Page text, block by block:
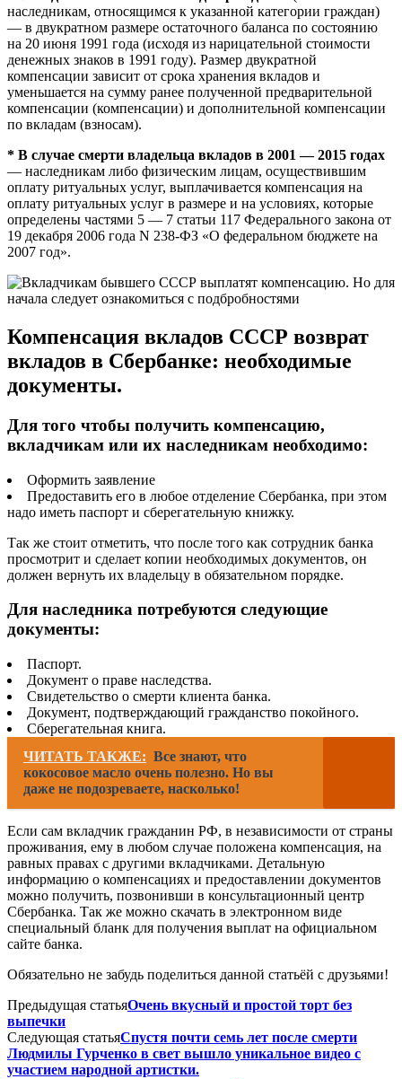
наследникам, относящимся к указанной категории граждан)
— в двукратном размере остаточного баланса по состоянию
на 20 июня 1991 года (исходя из нарицательной стоимости
денежных знаков в 1991 году). Размер двукратной
компенсации зависит от срока хранения вкладов и
уменьшается на сумму ранее полученной предварительной
компенсации (компенсации) и дополнительной компенсации
по вкладам (взносам).
* В случае смерти владельца вкладов в 2001 — 2015 годах
— наследникам либо физическим лицам, осуществившим
оплату ритуальных услуг, выплачивается компенсация на
оплату ритуальных услуг в размере и на условиях, которые
определены частями 5 — 7 статьи 117 Федерального закона от
19 декабря 2006 года N 238-ФЗ «О федеральном бюджете на
2007 год».
Компенсация вкладов СССР возврат
вкладов в Сбербанке: необходимые
документы.
Для того чтобы получить компенсацию,
вкладчикам или их наследникам необходимо:
Оформить заявление
Предоставить его в любое отделение Сбербанка, при этом
надо иметь паспорт и сберегательную книжку.
Так же стоит отметить, что после того как сотрудник банка
просмотрит и сделает копии необходимых документов, он
должен вернуть их владельцу в обязательном порядке.
Для наследника потребуются следующие
документы:
Паспорт.
Документ о праве наследства.
Свидетельство о смерти клиента банка.
Документ, подтверждающий гражданство покойного.
Сберегательная книга.
ЧИТАТЬ ТАКЖЕ: Все знают, что
кокосовое масло очень полезно. Но вы
даже не подозреваете, насколько!
Если сам вкладчик гражданин РФ, в независимости от страны
проживания, ему в любом случае положена компенсация, на
равных правах с другими вкладчиками. Детальную
информацию о компенсациях и предоставлении документов
можно получить, позвонивши в консультационный центр
Сбербанка. Так же можно скачать в электронном виде
специальный бланк для получения выплат на официальном
сайте банка.
Обязательно не забудь поделиться данной статьёй с друзьями!
Предыдущая статьяОчень вкусный и простой торт без
выпечки
Следующая статьяСпустя почти семь лет после смерти
Людмилы Гурченко в свет вышло уникальное видео с
участием народной артистки.